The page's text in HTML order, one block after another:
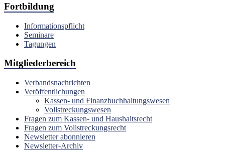
Fortbildung
Informationspflicht
Seminare
Tagungen
Mitgliederbereich
Verbandsnachrichten
Veröffentlichungen
Kassen- und Finanzbuchhaltungswesen
Vollstreckungswesen
Fragen zum Kassen- und Haushaltsrecht
Fragen zum Vollstreckungsrecht
Newsletter abonnieren
Newsletter-Archiv